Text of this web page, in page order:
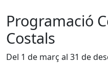
Programació
Costals
Del 1 de març al 31 de